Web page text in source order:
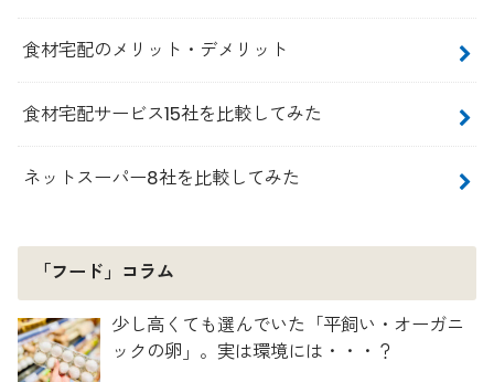
食材宅配のメリット・デメリット
食材宅配サービス15社を比較してみた
ネットスーパー8社を比較してみた
「フード」コラム
少し高くても選んでいた「平飼い・オーガニ
ックの卵」。実は環境には・・・？